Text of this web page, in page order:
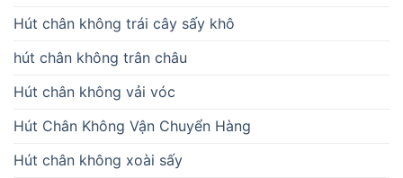
Hút chân không trái cây sấy khô
hút chân không trân châu
Hút chân không vải vóc
Hút Chân Không Vận Chuyển Hàng
Hút chân không xoài sấy